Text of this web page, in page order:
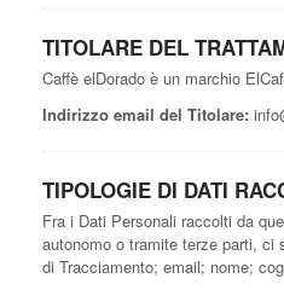
TITOLARE DEL
Caffè elDorado è un marchio
Indirizzo email del Titolare:
TIPOLOGIE DI DATI
Fra i Dati Personali raccolti da
autonomo o tramite terze parti, ci
di Tracciamento; email; nome;